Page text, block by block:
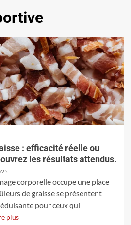
: efficacité réelle ou
les résultats attendus.
corporelle occupe une place
de graisse se présentent
pour ceux qui
plus